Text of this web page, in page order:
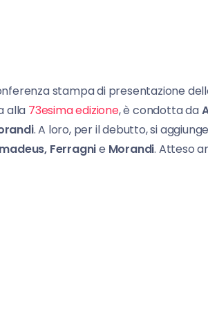
stampa di presentazione
alla 73esima edizione, è condotta da
. A loro, per il debutto, si aggiunge
Ferragnie Morandi. Atteso